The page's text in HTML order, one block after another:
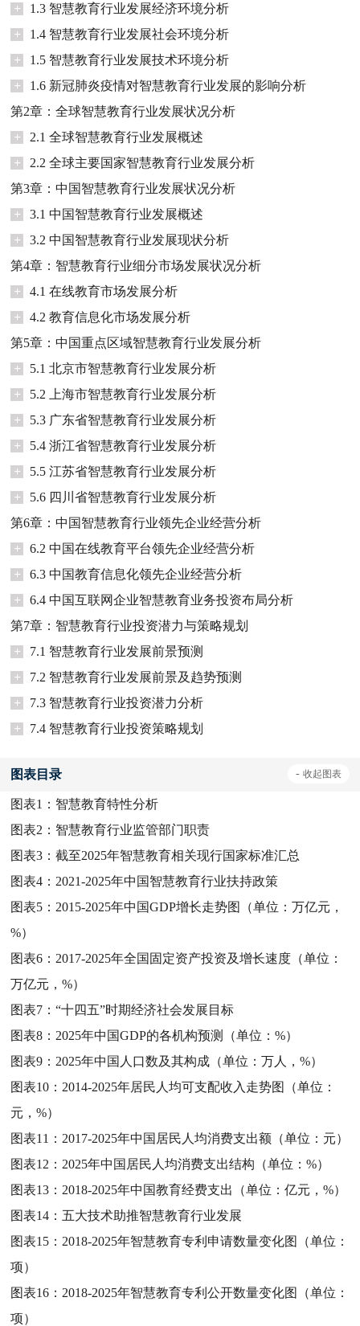
+
1.3 智慧教育行业发展经济环境分析
+
1.4 智慧教育行业发展社会环境分析
+
1.5 智慧教育行业发展技术环境分析
+
1.6 新冠肺炎疫情对智慧教育行业发展的影响分析
第2章：全球智慧教育行业发展状况分析
+
2.1 全球智慧教育行业发展概述
+
2.2 全球主要国家智慧教育行业发展分析
第3章：中国智慧教育行业发展状况分析
+
3.1 中国智慧教育行业发展概述
+
3.2 中国智慧教育行业发展现状分析
第4章：智慧教育行业细分市场发展状况分析
+
4.1 在线教育市场发展分析
+
4.2 教育信息化市场发展分析
第5章：中国重点区域智慧教育行业发展分析
+
5.1 北京市智慧教育行业发展分析
+
5.2 上海市智慧教育行业发展分析
+
5.3 广东省智慧教育行业发展分析
+
5.4 浙江省智慧教育行业发展分析
+
5.5 江苏省智慧教育行业发展分析
+
5.6 四川省智慧教育行业发展分析
第6章：中国智慧教育行业领先企业经营分析
+
6.2 中国在线教育平台领先企业经营分析
+
6.3 中国教育信息化领先企业经营分析
+
6.4 中国互联网企业智慧教育业务投资布局分析
第7章：智慧教育行业投资潜力与策略规划
+
7.1 智慧教育行业发展前景预测
+
7.2 智慧教育行业发展前景及趋势预测
+
7.3 智慧教育行业投资潜力分析
+
7.4 智慧教育行业投资策略规划
图表目录 - 收起图表
图表1： 智慧教育特性分析
图表2： 智慧教育行业监管部门职责
图表3：截至2025年智慧教育相关现行国家标准汇总
图表4： 2021-2025年中国智慧教育行业扶持政策
图表5： 2015-2025年中国GDP增长走势图（单位：万亿元，
%）
图表6： 2017-2025年全国固定资产投资及增长速度（单位：
万亿元，%）
图表7：“十四五”时期经济社会发展目标
图表8： 2025年中国GDP的各机构预测（单位：%）
图表9： 2025年中国人口数及其构成（单位：万人，%）
图表10： 2014-2025年居民人均可支配收入走势图（单位：
元，%）
图表11： 2017-2025年中国居民人均消费支出额（单位：元）
图表12： 2025年中国居民人均消费支出结构（单位：%）
图表13： 2018-2025年中国教育经费支出（单位：亿元，%）
图表14： 五大技术助推智慧教育行业发展
图表15： 2018-2025年智慧教育专利申请数量变化图（单位：
项）
图表16： 2018-2025年智慧教育专利公开数量变化图（单位：
项）